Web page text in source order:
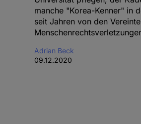
manche "Korea-Kenner" in
seit Jahren von den
Adrian Beck
09.12.2020